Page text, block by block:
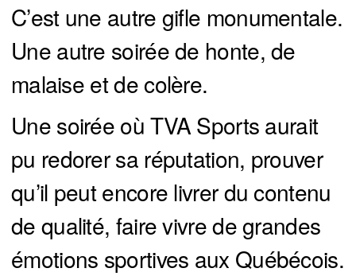
C’est une autre gifle monumentale.
Une autre soirée de honte, de
malaise et de colère.
Une soirée où TVA Sports aurait
pu redorer sa réputation, prouver
qu’il peut encore livrer du contenu
de qualité, faire vivre de grandes
émotions sportives aux Québécois.